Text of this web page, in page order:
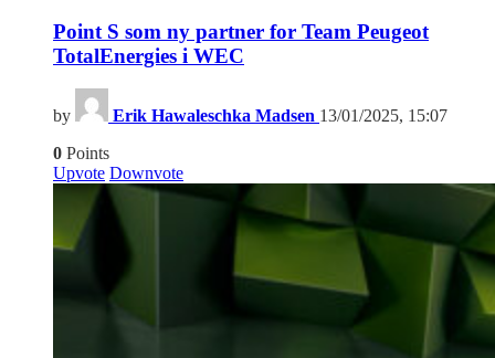
Point S som ny partner for Team Peugeot
TotalEnergies i WEC
by Erik Hawaleschka Madsen 13/01/2025, 15:07
0 Points
Upvote Downvote